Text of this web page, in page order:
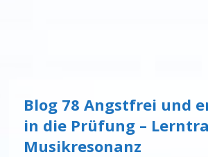
Blog 78 Angstfrei und
in die Prüfung –
Musikresonanz